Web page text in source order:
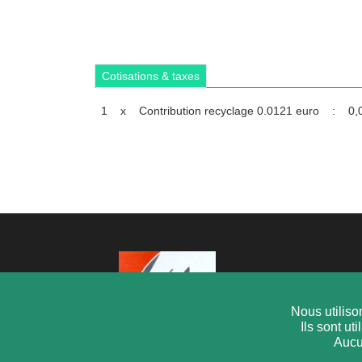
Nous
Ils sont
Cotisations & taxes
1 x Contribution recyclage 0.0121 euro :